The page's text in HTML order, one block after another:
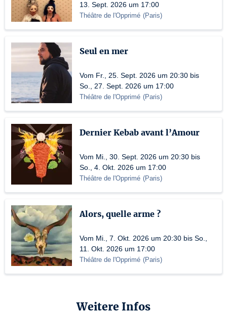
13. Sept. 2026 um 17:00
Théâtre de l'Opprimé (Paris)
Seul en mer
Vom Fr., 25. Sept. 2026 um 20:30 bis
So., 27. Sept. 2026 um 17:00
Théâtre de l'Opprimé (Paris)
Dernier Kebab avant l’Amour
Vom Mi., 30. Sept. 2026 um 20:30 bis
So., 4. Okt. 2026 um 17:00
Théâtre de l'Opprimé (Paris)
Alors, quelle arme ?
Vom Mi., 7. Okt. 2026 um 20:30 bis So.,
11. Okt. 2026 um 17:00
Théâtre de l'Opprimé (Paris)
Weitere Infos